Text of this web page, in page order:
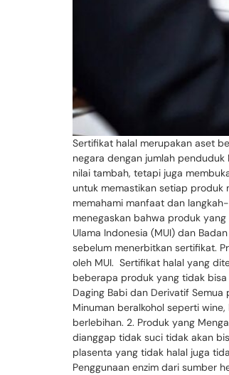
Sertifikat halal merupakan aset
negara dengan jumlah
nilai tambah, tetapi juga
untuk memastikan setiap produk
memahami manfaat dan
menegaskan bahwa produk
Ulama Indonesia (MUI) dan
sebelum menerbitkan sertifikat.
oleh MUI. Sertifikat halal yang
beberapa produk yang tidak
Daging Babi dan Derivatif
Minuman beralkohol seperti
berlebihan. 2. Produk yang
dianggap tidak suci tidak akan
plasenta yang tidak halal juga
Penggunaan enzim dari sumber